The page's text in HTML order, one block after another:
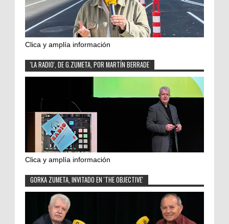
Clica y amplía información
'LA RADIO', DE G.ZUMETA, POR MARTÍN BERRADE
Clica y amplía información
GORKA ZUMETA, INVITADO EN 'THE OBJECTIVE'